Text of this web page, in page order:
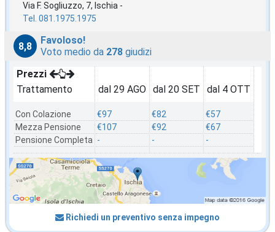
Via F. Sogliuzzo, 7, Ischia -
Tel. 081.1975.1975
8,8
Favoloso!
Voto medio da 278 giudizi
Prezzi
Trattamento
Con Colazione
Mezza Pensione
Pensione Completa
dal 29 AGO
€97
€107
-
dal 20 SET
€82
€92
-
dal 4 OTT
€57
€67
-
Richiedi un preventivo senza impegno